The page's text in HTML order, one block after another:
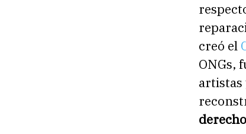
creó el
ONGs,
artistas